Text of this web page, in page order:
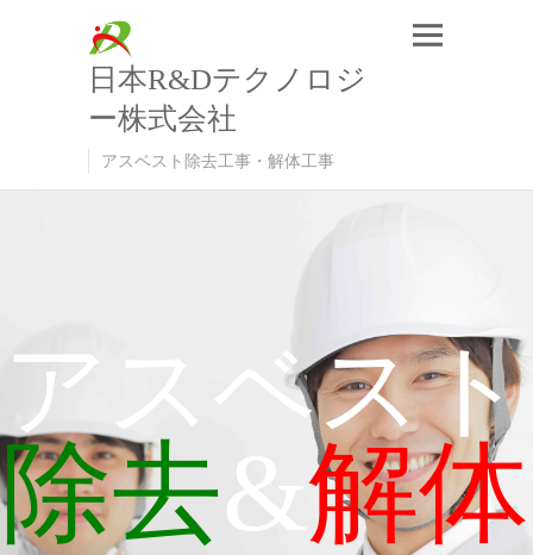
日本R&Dテクノロジ
ー株式会社
アスベスト除去工事・解体工事
アスベスト
除去&解体